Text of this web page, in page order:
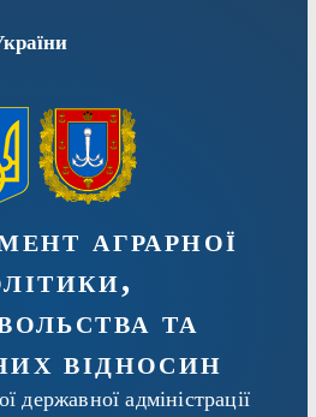
аграрної
та
відносин
державної адміністрації